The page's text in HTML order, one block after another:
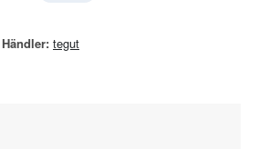
Händler: tegut